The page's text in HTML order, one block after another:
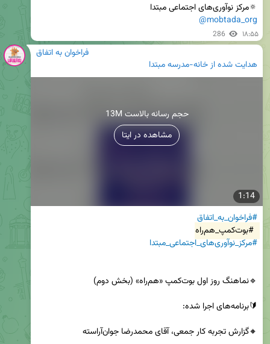
🔅مرکز نوآوری‌های اجتماعی مبتدا
@mobtada_org
286 ۱۸:۵۵
فراخوان به اتفاق
هدایت شده ازخانه-مدرسه مبتدا
1:14
13M حجم رسانه بالاست
مشاهده در ایتا
#فراخوان_به_اتفاق
#بوت‌کمپ_هم‌راه
#مرکز_نوآوری‌های_اجتماعی_مبتدا